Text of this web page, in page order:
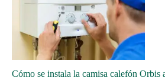
Cómo se instala la camisa calefón Orbis